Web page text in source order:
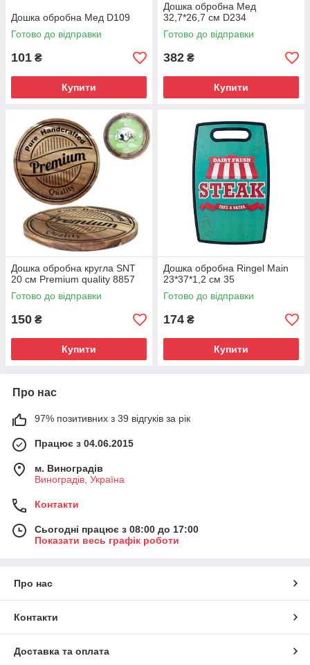
Дошка обробна Мед D109
Готово до відправки
101 ₴
Купити
Дошка обробна Мед
32,7*26,7 см D234
Готово до відправки
382 ₴
Купити
Дошка обробна кругла SNT
20 см Premium quality 8857
Готово до відправки
150 ₴
Купити
Дошка обробна Ringel Main
23*37*1,2 см 35
Готово до відправки
174 ₴
Купити
Про нас
97% позитивних з 39 відгуків за рік
Працює з 04.06.2015
м. Виноградів
Виноградів, Україна
Контакти
Сьогодні працює з 08:00 до 17:00
Показати весь графік роботи
Про нас
Контакти
Доставка та оплата